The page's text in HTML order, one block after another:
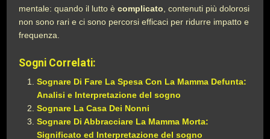
mentale: quando il lutto ècomplicato , contenuti più dolorosi
non sono rari e ci sono percorsi efficaci per ridurre impatto e
frequenza.
Sogni Correlati:
Sognare Di Fare La Spesa Con La Mamma Defunta:
Analisi e Interpretazione del sogno
Sognare La Casa Dei Nonni
Sognare Di Abbracciare La Mamma Morta:
Significato ed Interpretazione del sogno